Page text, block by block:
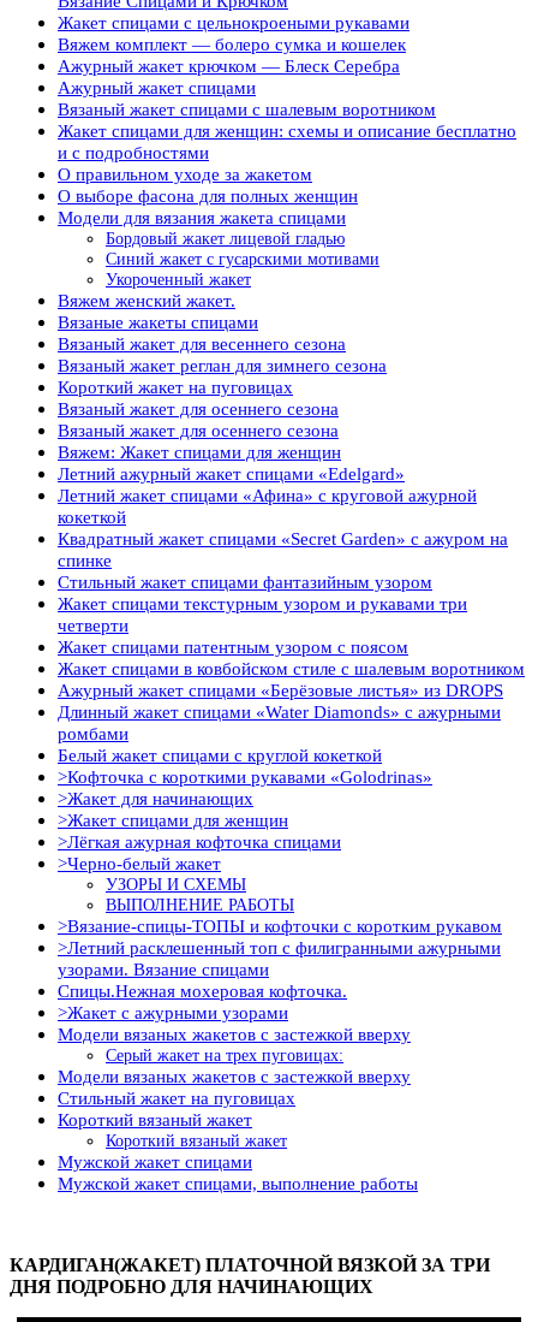
Жакет спицами с цельнокроеными рукавами
Вяжем комплект — болеро сумка и кошелек
Ажурный жакет крючком — Блеск Серебра
Ажурный жакет спицами
Вязаный жакет спицами с шалевым воротником
Жакет спицами для женщин: схемы и описание бесплатно
и с подробностями
О правильном уходе за жакетом
О выборе фасона для полных женщин
Модели для вязания жакета спицами
Бордовый жакет лицевой гладью
Синий жакет с гусарскими мотивами
Укороченный жакет
Вяжем женский жакет.
Вязаные жакеты спицами
Вязаный жакет для весеннего сезона
Вязаный жакет реглан для зимнего сезона
Короткий жакет на пуговицах
Вязаный жакет для осеннего сезона
Вязаный жакет для осеннего сезона
Вяжем: Жакет спицами для женщин
Летний ажурный жакет спицами «Edelgard»
Летний жакет спицами «Афина» с круговой ажурной
кокеткой
Квадратный жакет спицами «Secret Garden» с ажуром на
спинке
Стильный жакет спицами фантазийным узором
Жакет спицами текстурным узором и рукавами три
четверти
Жакет спицами патентным узором с поясом
Жакет спицами в ковбойском стиле с шалевым воротником
Ажурный жакет спицами «Берёзовые листья» из DROPS
Длинный жакет спицами «Water Diamonds» с ажурными
ромбами
Белый жакет спицами с круглой кокеткой
>Кофточка с короткими рукавами «Golodrinas»
>Жакет для начинающих
>Жакет спицами для женщин
>Лёгкая ажурная кофточка спицами
>Черно-белый жакет
УЗОРЫ И СХЕМЫ
ВЫПОЛНЕНИЕ РАБОТЫ
>Вязание-спицы-ТОПЫ и кофточки с коротким рукавом
>Летний расклешенный топ с филигранными ажурными
узорами. Вязание спицами
Спицы.Нежная мохеровая кофточка.
>Жакет с ажурными узорами
Модели вязаных жакетов с застежкой вверху
Серый жакет на трех пуговицах:
Модели вязаных жакетов с застежкой вверху
Стильный жакет на пуговицах
Короткий вязаный жакет
Короткий вязаный жакет
Мужской жакет спицами
Мужской жакет спицами, выполнение работы
КАРДИГАН(ЖАКЕТ) ПЛАТОЧНОЙ ВЯЗКОЙ ЗА ТРИ
ДНЯ ПОДРОБНО ДЛЯ НАЧИНАЮЩИХ